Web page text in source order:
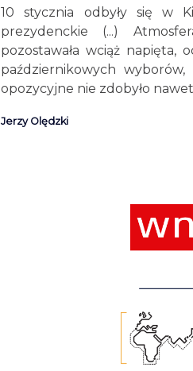
10 stycznia odbyły się w
prezydenckie (...)
pozostawała wciąż napięta,
październikowych
opozycyjne nie zdobyło
Jerzy Olędzki